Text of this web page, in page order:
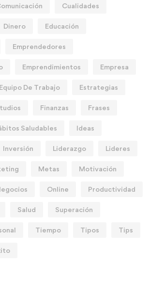
Cualidades
Dinero Educación
Emprendedores
Emprendimientos Empresa
Equipo De Trabajo Estrategias
Finanzas Frases
Saludables Ideas
Inversión Liderazgo Lideres
Metas Motivación
Online Productividad
Salud Superación
Tiempo Tipos Tips